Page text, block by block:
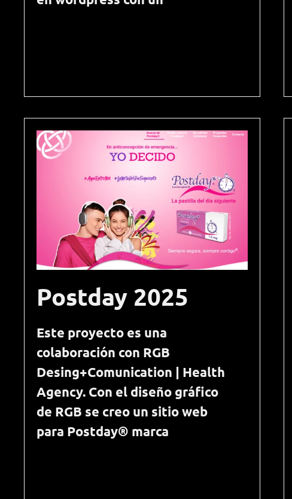
Postday 2025
Este proyecto es una
colaboración con RGB
Desing+Comunication | Health
Agency. Con el diseño gráfico
de RGB se creo un sitio web
para Postday® marca